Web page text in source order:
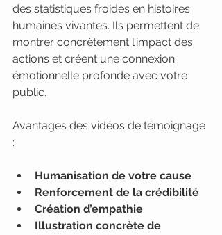
des statistiques froides en histoires
humaines vivantes. Ils permettent de
montrer concrètement l’impact des
actions et créent une connexion
émotionnelle profonde avec votre
public.
Avantages des vidéos de témoignage
:
Humanisation de votre cause
Renforcement de la crédibilité
Création d’empathie
Illustration concrète de